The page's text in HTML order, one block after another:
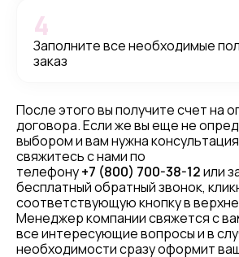
Заполните все необходимые
заказ
4
После этого вы получите счет на
договора. Если же вы еще не
выбором и вам нужна
свяжитесь с нами по
телефону+7 (800) 700-38-12или
бесплатный обратный звонок,
соответствующую кнопку в
Менеджер компании свяжется с
все интересующие вопросы и в
необходимости сразу оформит